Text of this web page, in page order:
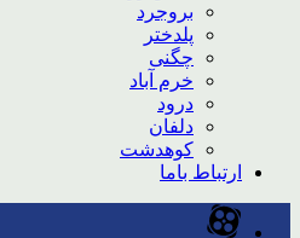
بروجرد
پلدختر
چگنی
خرم آباد
درود
دلفان
کوهدشت
ارتباط باما